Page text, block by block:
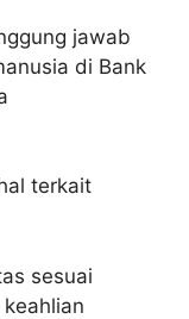
jawab
di Bank
terkait
sesuai